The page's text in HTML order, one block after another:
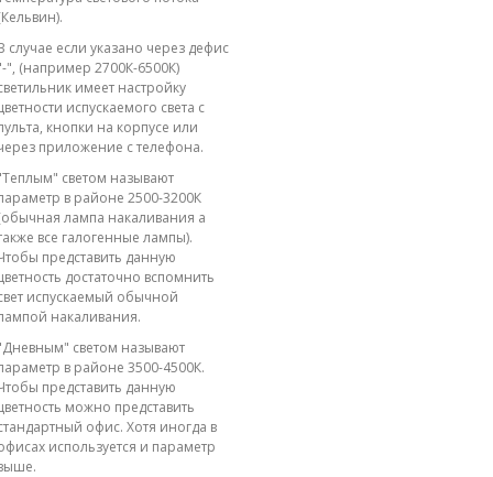
случае если указано через дефис
", (например 2700К-6500К)
имеет настройку
испускаемого света с
кнопки на корпусе или
приложение с телефона.
светом называют
в районе 2500-3200К
лампа накаливания а
все галогенные лампы).
представить данную
достаточно вспомнить
испускаемый обычной
накаливания.
светом называют
в районе 3500-4500К.
представить данную
можно представить
офис. Хотя иногда в
используется и параметр